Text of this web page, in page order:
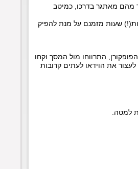
לעיצוב, כל אחד מהם מאתגר בדרכו, כמיטב
שעות מזמנם על מנת להפיק
התרווחו מול המסך וקחו
את הוידאו לעתים קרובות
למטה.